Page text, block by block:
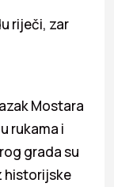
riječi, zar
Mostara
rukama i
grada su
historijske